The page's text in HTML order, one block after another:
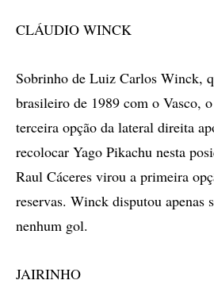
CLÁUDIO WINCK
Sobrinho de Luiz Carlos Winck,
brasileiro de 1989 com o Vasco,
terceira opção da lateral direita
recolocar Yago Pikachu nesta
Raul Cáceres virou a primeira
reservas. Winck disputou apenas
nenhum gol.
JAIRINHO